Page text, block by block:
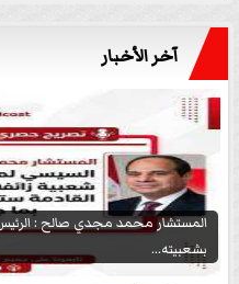
آخر الأخبار
المستشار محمد مجدي صالح :
بشعبيته...